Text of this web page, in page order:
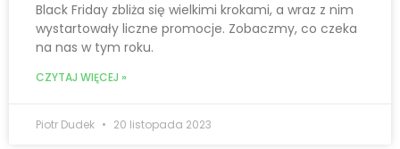
Black Friday zbliża się wielkimi krokami, a wraz z nim
wystartowały liczne promocje. Zobaczmy, co czeka
na nas w tym roku.
CZYTAJ WIĘCEJ »
Piotr Dudek 20 listopada 2023